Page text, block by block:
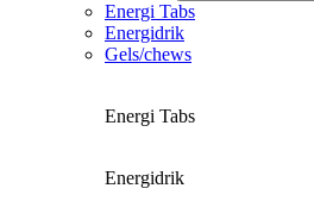
Energi Tabs
Energidrik
Gels/chews
Energi Tabs
Energidrik